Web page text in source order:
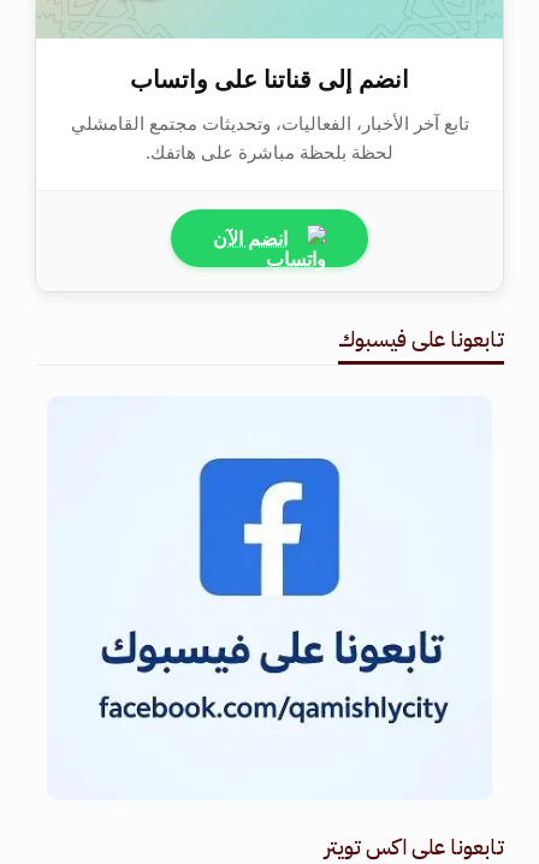
انضم إلى قناتنا على واتساب
تابع آخر الأخبار، الفعاليات، وتحديثات مجتمع القامشلي
لحظة بلحظة مباشرة على هاتفك.
انضم الآن
تابعونا على فيسبوك
تابعونا على اكس تويتر